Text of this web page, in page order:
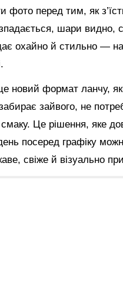
фото перед тим, як
шари видно,
охайно й стильно —
новий формат ланчу,
зайвого, не
Це рішення, яке
посеред графіку
свіже й візуально